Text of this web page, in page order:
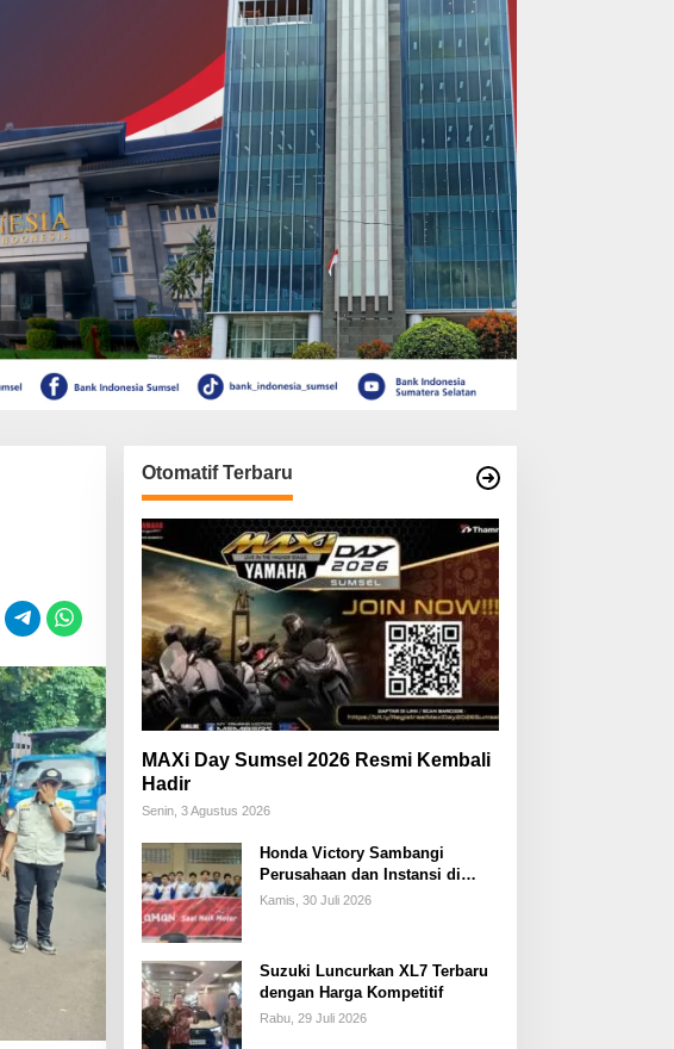
Otomatif Terbaru
MAXi Day Sumsel 2026 Resmi Kembali
Hadir
Senin, 3 Agustus 2026
Honda Victory Sambangi
Perusahaan dan Instansi di
Sumsel
Kamis, 30 Juli 2026
Suzuki Luncurkan XL7 Terbaru
dengan Harga Kompetitif
Rabu, 29 Juli 2026